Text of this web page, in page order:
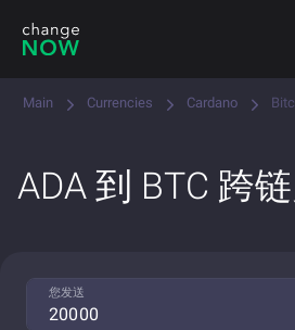
Main Currencies Cardano
ADA 到 BTC 跨
您发送